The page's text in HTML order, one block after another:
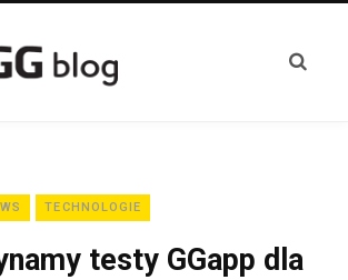
TECHNOLOGIE
testy GGapp dla